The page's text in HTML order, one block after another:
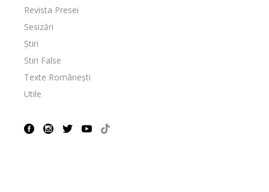
Revista Presei
Sesizări
Știri
Stiri False
Texte Românești
Utile